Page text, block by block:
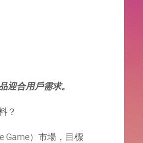
合用戶需求。
？
Game）市場，目標